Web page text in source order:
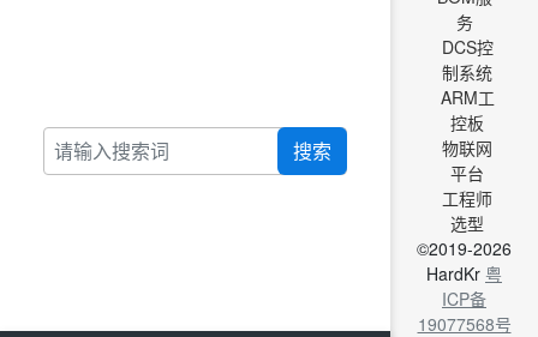
搜索
务
DCS控
制系统
ARM工
控板
物联网
平台
工程师
选型
©2019-2026
HardKr 粤
ICP备
19077568号